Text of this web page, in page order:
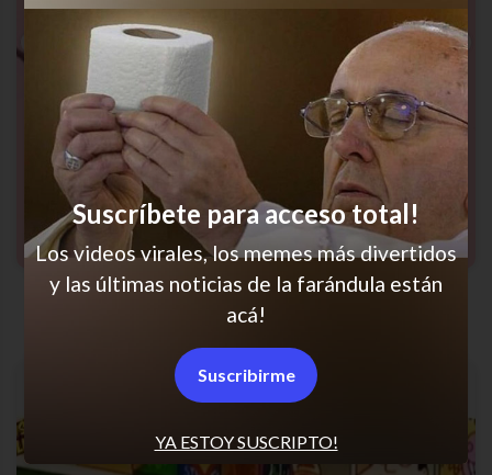
Siempre en esa
YA ESTOY SUSCRIPTO!
Suscríbete para acceso total!
Los videos virales, los memes más divertidos
y las últimas noticias de la farándula están
acá!
Suscribirme